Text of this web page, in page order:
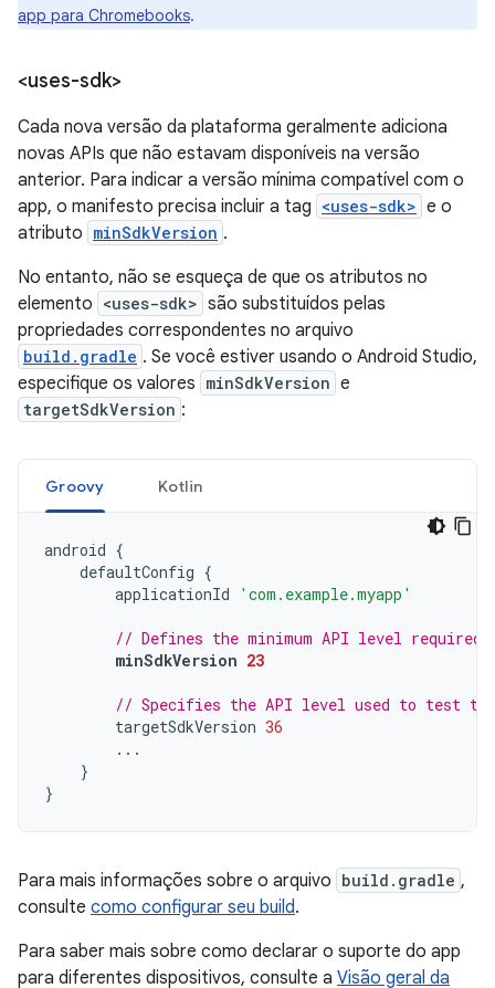
app para Chromebooks.
<uses-sdk>
Cada nova versão da plataforma geralmente adiciona
novas APIs que não estavam disponíveis na versão
anterior. Para indicar a versão mínima compatível com o
app, o manifesto precisa incluir a tag <uses-sdk> e o
atributo minSdkVersion .
No entanto, não se esqueça de que os atributos no
elemento <uses-sdk> são substituídos pelas
propriedades correspondentes no arquivo
build.gradle . Se você estiver usando o Android Studio,
especifique os valores minSdkVersion e
targetSdkVersion :
Groovy Kotlin
android {
defaultConfig {
applicationId
'com.example.myapp'
// Defines the minimum API level required
minSdkVersion 23
// Specifies the API level used to test
targetSdkVersion 36
...
}
}
Para mais informações sobre o arquivo build.gradle ,
consulte como configurar seu build.
Para saber mais sobre como declarar o suporte do app
para diferentes dispositivos, consulte a Visão geral da